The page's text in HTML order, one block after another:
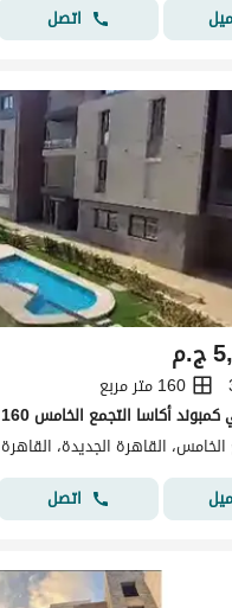
اتصل
ج.م
160 متر مربع
الخامس، القاهرة الجديدة، القاهرة
اتصل